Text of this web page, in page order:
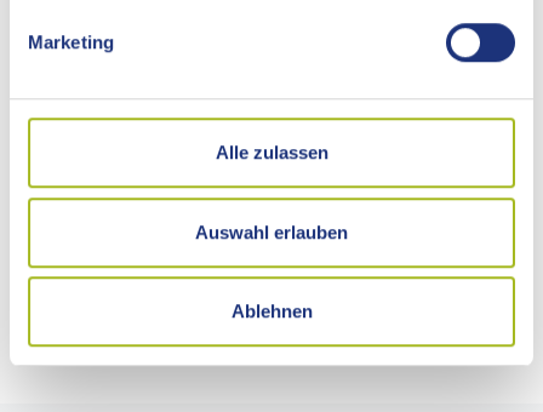
Marketing
Alle zulassen
Auswahl erlauben
Ablehnen
Burg Niederalfingen (Bild: Dr. B. Hildebrand)